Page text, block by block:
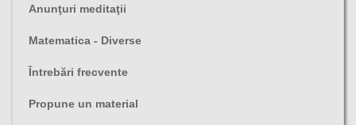
Anunţuri meditaţii
Matematica - Diverse
Întrebări frecvente
Propune un material